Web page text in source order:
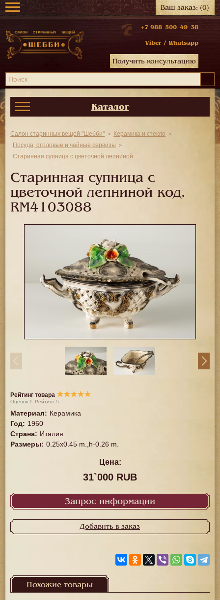
Ваш заказ:(0)
+7 988 500 49 38
Viber / Whatsapp
Получить консультацию
Каталог
Салон старинных вещей "Шебби"
Керамика и стекло
Посуда, столовые и чайные сервизы
Старинная супница с цветочной лепниной
Старинная супница с
цветочной лепниной код.
RM4103088
Рейтинг товара ★★★★★
Оценок 1 Рейтинг5
Материал: Керамика
Год: 1960
Страна: Италия
Размеры: 0.25x0.45 m.,h-0.26 m.
Цена:
31`000 RUB
Запрос информации
Добавить в заказ
Похожие товары